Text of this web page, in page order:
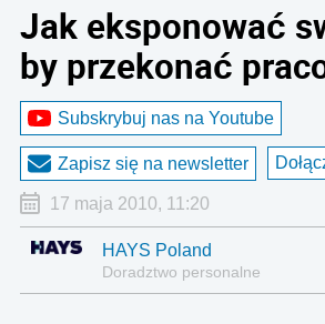
Jak eksponować
by przekonać
Subskrybuj nas na Youtube
Zapisz się na newsletter
17 maja 2010, 11:20
HAYS Poland
Doradztwo personalne